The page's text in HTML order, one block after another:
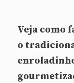
Veja como
o